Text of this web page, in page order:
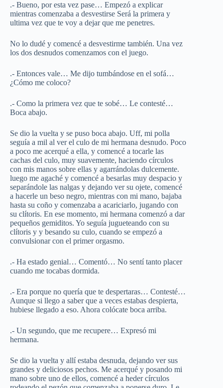
.- Bueno, por esta vez pase… Empezó a explicar
mientras comenzaba a desvestirse Será la primera y
ultima vez que te voy a dejar que me penetres.
No lo dudé y comencé a desvestirme también. Una vez
los dos desnudos comenzamos con el juego.
.- Entonces vale… Me dijo tumbándose en el sofá…
¿Cómo me coloco?
.- Como la primera vez que te sobé… Le contesté…
Boca abajo.
Se dio la vuelta y se puso boca abajo. Uff, mi polla
seguía a mil al ver el culo de mi hermana desnudo. Poco
a poco me acerqué a ella, y comencé a tocarle las
cachas del culo, muy suavemente, haciendo círculos
con mis manos sobre ellas y agarrándolas dulcemente.
luego me agaché y comencé a besarlas muy despacio y
separándole las nalgas y dejando ver su ojete, comencé
a hacerle un beso negro, mientras con mi mano, bajaba
hasta su coño y comenzaba a acariciarlo, jugando con
su clítoris. En ese momento, mi hermana comenzó a dar
pequeños gemiditos. Yo seguía jugueteando con su
clítoris y y besando su culo, cuando se empezó a
convulsionar con el primer orgasmo.
.- Ha estado genial… Comentó… No sentí tanto placer
cuando me tocabas dormida.
.- Era porque no quería que te despertaras… Contesté…
Aunque si llego a saber que a veces estabas despierta,
hubiese llegado a eso. Ahora colócate boca arriba.
.- Un segundo, que me recupere… Expresó mi
hermana.
Se dio la vuelta y allí estaba desnuda, dejando ver sus
grandes y deliciosos pechos. Me acerqué y posando mi
mano sobre uno de ellos, comencé a heder círculos